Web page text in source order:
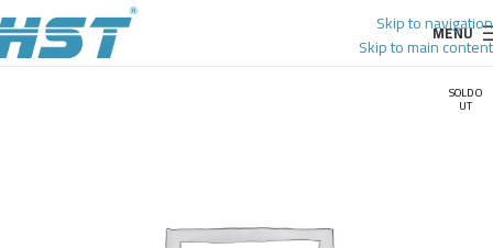
Skip to navigation
Skip to main content
MENU
SOLD O
UT